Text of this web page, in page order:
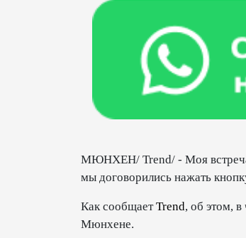
МЮНХЕН/ Trend/ - Моя встреча
мы договорились нажать
Как сообщаетTrend, об этом,
Мюнхене.